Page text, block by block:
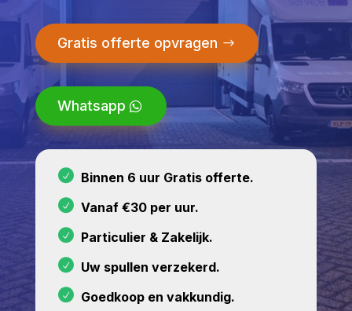
Gratis offerte opvragen
Whatsapp
Binnen 6 uur Gratis offerte.
Vanaf €30 per uur.
Particulier & Zakelijk.
Uw spullen verzekerd.
Goedkoop en vakkundig.